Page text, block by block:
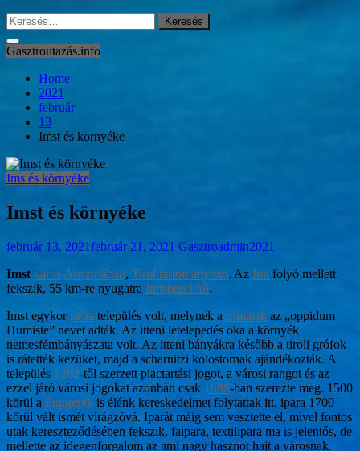
Keresés:
Gasztroutazás.info
Home
2021
február
13
Imst és környéke
Ims és környéke
Imst és környéke
február 13, 2021február 21, 2021 Gasztroadmin2021
Imst város Ausztriában, Tirol tartományban. Az Inn folyó mellett
fekszik, 55 km-re nyugatra Innsbrucktól.
Imst egykorkelta település volt, melynek a rómaiak az „oppidum
Humiste” nevet adták. Az itteni letelepedés oka a környék
nemesfémbányászata volt. Az itteni bányákra később a tiroli grófok
is rátették kezüket, majd a scharnitzi kolostornak ajándékozták. A
település 1282-től szerzett piactartási jogot, a városi rangot és az
ezzel járó városi jogokat azonban csak 1898-ban szerezte meg. 1500
körül a Fuggerek is élénk kereskedelmet folytattak itt, ipara 1700
körül vált ismét virágzóvá. Iparát máig sem vesztette el, mivel fontos
utak kereszteződésében fekszik, faipara, textilipara ma is jelentős, de
mellette az idegenforgalom az ami nagy hasznot hajt a városnak.